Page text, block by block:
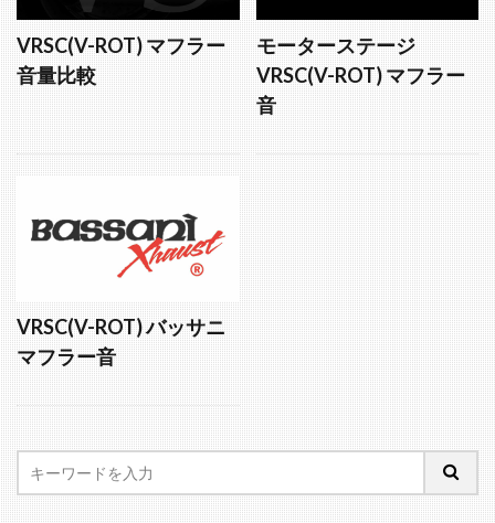
VRSC(V-ROT) マフラー
音量比較
モーターステージ
VRSC(V-ROT) マフラー
音
VRSC(V-ROT) バッサニ
マフラー音